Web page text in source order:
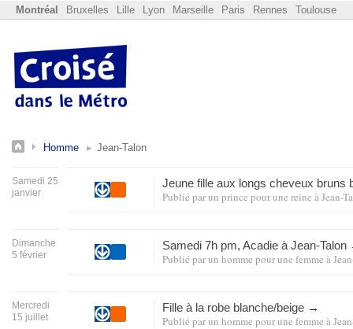
Montréal Bruxelles Lille Lyon Marseille Paris Rennes Toulouse
Homme Jean-Talon
Samedi 25
janvier
Jeune fille aux longs cheveux bruns
Publié parun prince pour une reine àJean-
Dimanche
5 février
Samedi 7h pm, Acadie à Jean-Talon
Publié parun homme pour une femme à
Mercredi
15 juillet
Fille à la robe blanche/beige →
Publié parun homme pour une femme à